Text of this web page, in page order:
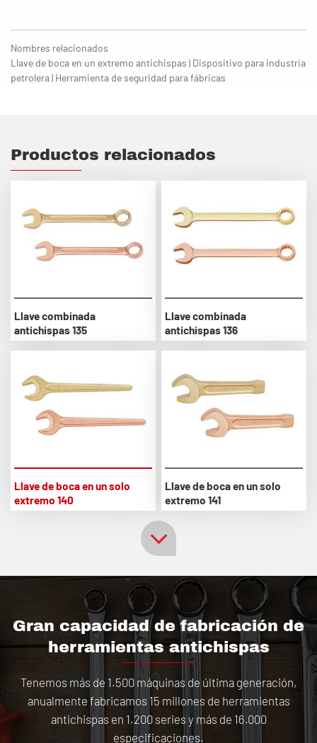
Nombres relacionados
Llave de boca en un extremo antichispas | Dispositivo para industria
petrolera | Herramienta de seguridad para fábricas
Productos relacionados
Llave combinada
antichispas 135
Llave combinada
antichispas 136
Llave de boca en un solo
extremo 140
Llave de boca en un solo
extremo 141
Gran capacidad de fabricación de
herramientas antichispas
Tenemos más de 1.500 máquinas de última generación,
anualmente fabricamos 15 millones de herramientas
antichispas en 1.200 series y más de 16.000
especificaciones.